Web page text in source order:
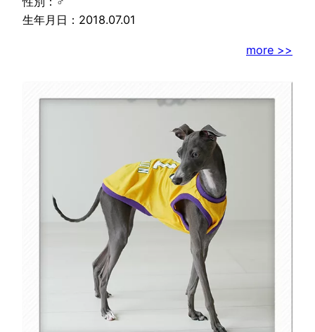
生年月日：2018.07.01
more >>